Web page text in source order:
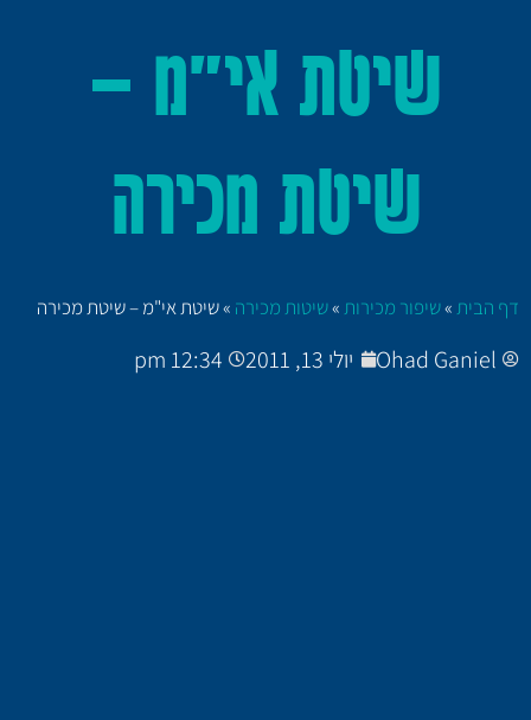
שיטת אי"מ –
שיטת מכירה
דף הבית»שיפור מכירות»שיטות מכירה »שיטת אי"מ – שיטת מכירה
Ohad Ganiel יולי 13, 2011 12:34 pm